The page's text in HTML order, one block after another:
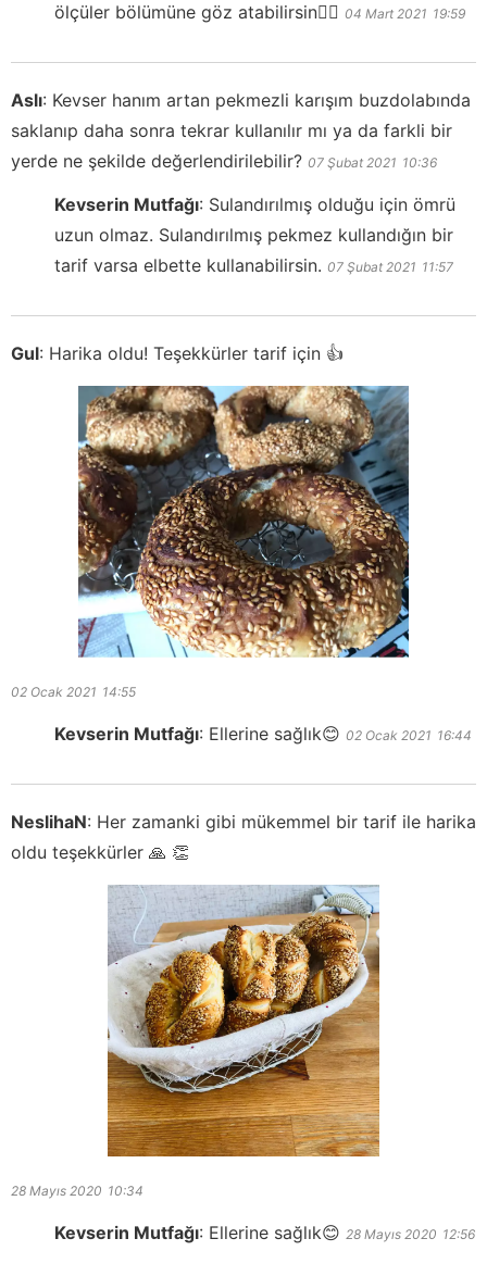
ölçüler bölümüne göz atabilirsin👍🏻 04 Mart 2021 19:59
Aslı: Kevser hanım artan pekmezli karışım buzdolabında
saklanıp daha sonra tekrar kullanılır mı ya da farkli bir
yerde ne şekilde değerlendirilebilir? 07 Şubat 2021 10:36
Kevserin Mutfağı: Sulandırılmış olduğu için ömrü
uzun olmaz. Sulandırılmış pekmez kullandığın bir
tarif varsa elbette kullanabilirsin. 07 Şubat 2021 11:57
Gul: Harika oldu! Teşekkürler tarif için 👍
02 Ocak 2021 14:55
Kevserin Mutfağı: Ellerine sağlık😊 02 Ocak 2021 16:44
NeslihaN: Her zamanki gibi mükemmel bir tarif ile harika
oldu teşekkürler 🙏 👏
28 Mayıs 2020 10:34
Kevserin Mutfağı: Ellerine sağlık😊 28 Mayıs 2020 12:56